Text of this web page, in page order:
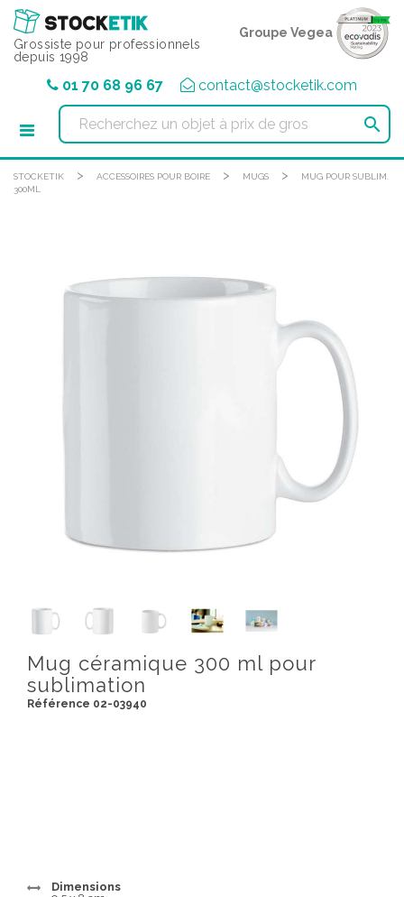
Grossiste pour professionnels
depuis 1998
Groupe Vegea
01 70 68 96 67 contact@stocketik.com

STOCKETIK > ACCESSOIRES POUR BOIRE > MUGS >
MUG POUR SUBLIM.
300ML
Mug céramique 300 ml pour
sublimation
Référence 02-03940
Dimensions
Panneau de gestion des cookies